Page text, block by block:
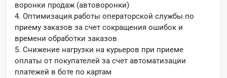
воронки продаж (автоворонки)
4. Оптимизация работы операторской службы по
приему заказов за счет сокращения ошибок и
времени обработки заказов
5. Снижение нагрузки на курьеров при приеме
оплаты от покупателей за счет автоматизации
платежей в боте по картам